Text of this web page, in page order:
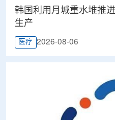
韩国利用月城重水堆推
生产
医疗 2026-08-06